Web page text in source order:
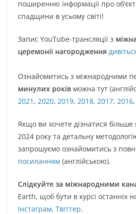
поширенню інформації про
спадщини в усьому світі!
Запис YouTube-трансляції з
церемонії нагородження
Ознайомитись з міжнародними
минулих років можна тут
2021 , 2020, 2019, 2018, 2017, 2016,
Якщо ви хочете дізнатися
2024 року та детальну
запрошуємо ознайомитись з
посиланням (англійською).
Слідкуйте за міжнародними
Earth, щоб бути в курсі останніх
Інстаграм, Твіттер.